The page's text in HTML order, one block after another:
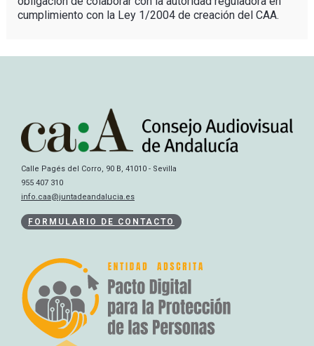
cumplimiento con la Ley 1/2004 de creación del CAA.
Calle Pagés del Corro, 90 B, 41010 - Sevilla
955 407 310
info.caa@juntadeandalucia.es
FORMULARIO DE CONTACTO